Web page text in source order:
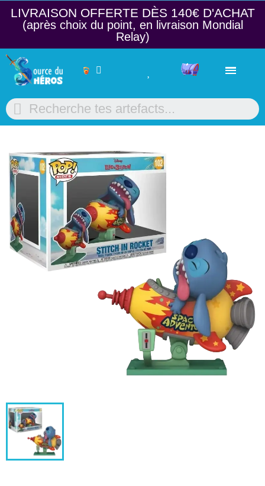
LIVRAISON OFFERTE DÈS 140€ D'ACHAT​
(après choix du point, en livraison Mondial
Relay)